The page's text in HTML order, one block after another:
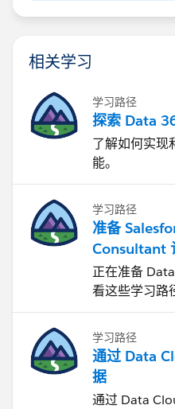
相关学习
学习路径
探索 Data
了解如何实现
能。
学习路径
准备
Consultant
正在准备
看这些学习路
学习路径
通过 Data
据
通过 Data